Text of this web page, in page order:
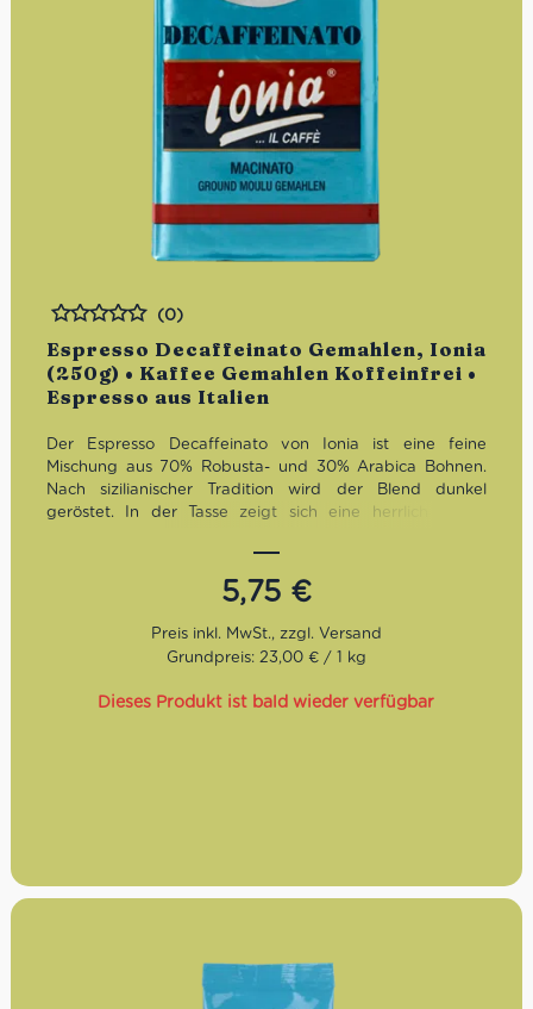
Espresso Decaffeinato Gemahlen, Ionia
(250g) • Kaffee Gemahlen Koffeinfrei •
Espresso aus Italien
Bewertet
(0)
Der Espresso Decaffeinato von Ionia ist eine feine
Mischung aus 70% Robusta- und 30% Arabica Bohnen.
Nach sizilianischer Tradition wird der Blend dunkel
geröstet. In der Tasse zeigt sich eine herrlich dichte
Geschmack:
Kräftig, vollmundig, dichte Crema
70% Robusta, 30% Arabica
5,75 €
Grundpreis: 23,00 € / 1 kg
Dieses Produkt ist bald wieder verfügbar